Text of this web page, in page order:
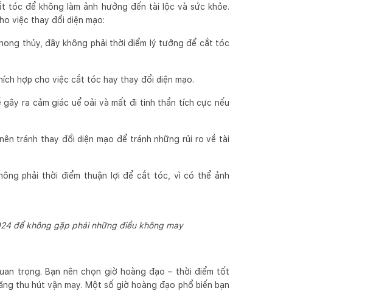
tóc để không làm ảnh hưởng đến tài lộc và sức khỏe.
việc thay đổi diện mạo:
thủy, đây không phải thời điểm lý tưởng để cắt tóc
hợp cho việc cắt tóc hay thay đổi diện mạo.
ra cảm giác uể oải và mất đi tinh thần tích cực nếu
tránh thay đổi diện mạo để tránh những rủi ro về tài
phải thời điểm thuận lợi để cắt tóc, vì có thể ảnh
để không gặp phải những điều không may
trọng. Bạn nên chọn giờ hoàng đạo – thời điểm tốt
thu hút vận may. Một số giờ hoàng đạo phổ biến bạn